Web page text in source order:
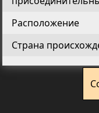
Расположение
Страна